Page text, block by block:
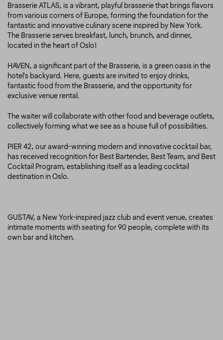
Brasserie ATLAS, is a vibrant, playful brasserie that brings flavors
from various corners of Europe, forming the foundation for the
fantastic and innovative culinary scene inspired by New York.
The Brasserie serves breakfast, lunch, brunch, and dinner,
located in the heart of Oslo!
HAVEN, a significant part of the Brasserie, is a green oasis in the
hotel's backyard. Here, guests are invited to enjoy drinks,
fantastic food from the Brasserie, and the opportunity for
exclusive venue rental.
The waiter will collaborate with other food and beverage outlets,
collectively forming what we see as a house full of possibilities.
PIER 42, our award-winning modern and innovative cocktail bar,
has received recognition for Best Bartender, Best Team, and Best
Cocktail Program, establishing itself as a leading cocktail
destination in Oslo.
GUSTAV, a New York-inspired jazz club and event venue, creates
intimate moments with seating for 90 people, complete with its
own bar and kitchen.